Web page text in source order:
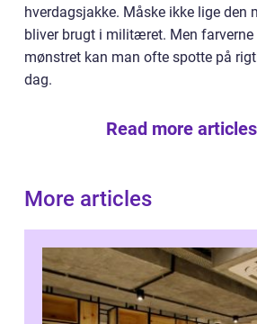
hverdagsjakke. Måske ikke lige den
bliver brugt i militæret. Men
mønstret kan man ofte spotte på
dag.
Read more
More articles